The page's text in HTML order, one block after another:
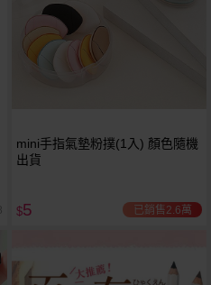
mini手指氣墊粉撲(1入) 顏色隨機
出貨
$5 已銷售2.6萬